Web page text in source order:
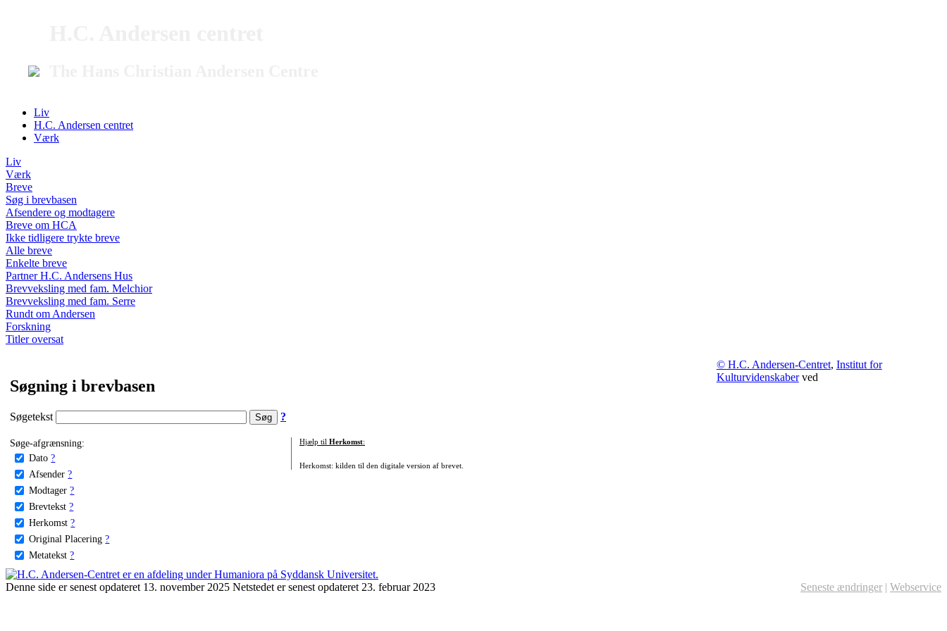
Liv
H.C. Andersen centret
Værk
Liv
Værk
Breve
Søg i brevbasen
Afsendere og modtagere
Breve om HCA
Ikke tidligere trykte breve
Alle breve
Enkelte breve
Partner H.C. Andersens Hus
Brevveksling med fam. Melchior
Brevveksling med fam. Serre
Rundt om Andersen
Forskning
Titler oversat
Søgning i brevbasen
Søgetekst ?
Søge-afgrænsning:
Dato ?
Afsender ?
Modtager ?
Brevtekst ?
Herkomst ?
Original Placering ?
Metatekst ?
Hjælp til Herkomst:
Herkomst: kilden til den digitale version af brevet.
© H.C. Andersen-Centret, Institut for
Kulturvidenskaberved
Denne side er senest opdateret 13. november 2025 Netstedet er senest opdateret 23. februar 2023 Seneste ændringer | Webservice